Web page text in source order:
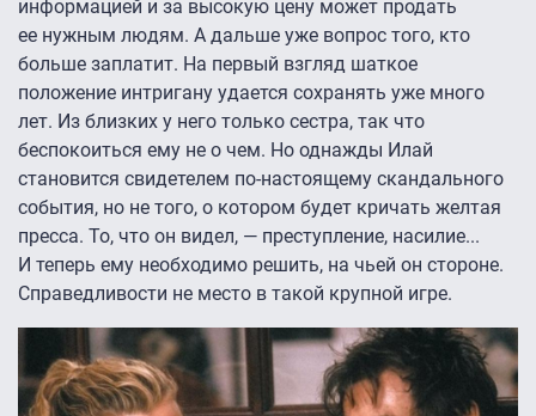
информацией и за высокую цену может продать
ее нужным людям. А дальше уже вопрос того, кто
больше заплатит. На первый взгляд шаткое
положение интригану удается сохранять уже много
лет. Из близких у него только сестра, так что
беспокоиться ему не о чем. Но однажды Илай
становится свидетелем по-настоящему скандального
события, но не того, о котором будет кричать желтая
пресса. То, что он видел, — преступление, насилие...
И теперь ему необходимо решить, на чьей он стороне.
Справедливости не место в такой крупной игре.